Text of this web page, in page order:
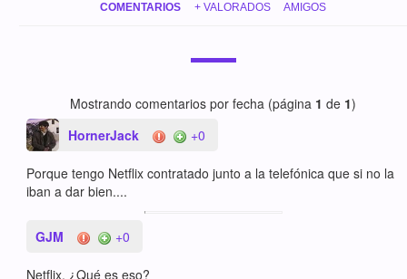
COMENTARIOS + VALORADOS AMIGOS
Mostrando comentarios por fecha (página 1 de 1)
HornerJack
+0
Porque tengo Netflix contratado junto a la telefónica que si no la
iban a dar bien....
GJM +0
Netflix. ¿Qué es eso?